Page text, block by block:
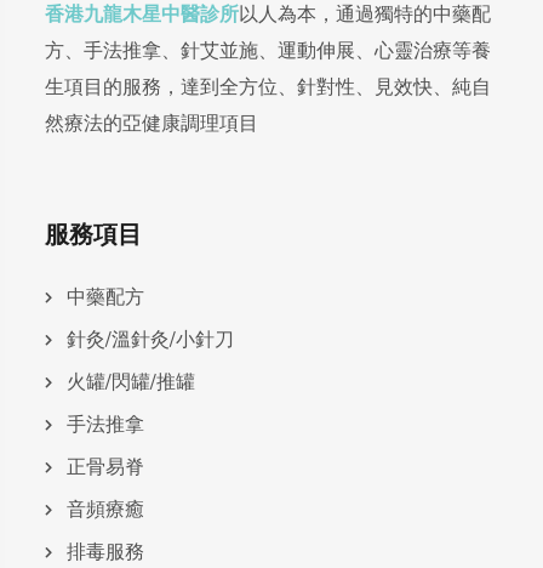
香港九龍木星中醫診所以人為本，通過獨特的中藥配
方、手法推拿、針艾並施、運動伸展、心靈治療等養
生項目的服務，達到全方位、針對性、見效快、純自
然療法的亞健康調理項目
服務項目
中藥配方
針灸/溫針灸/小針刀
火罐/閃罐/推罐
手法推拿
正骨易脊
⾳頻療癒
排毒服務